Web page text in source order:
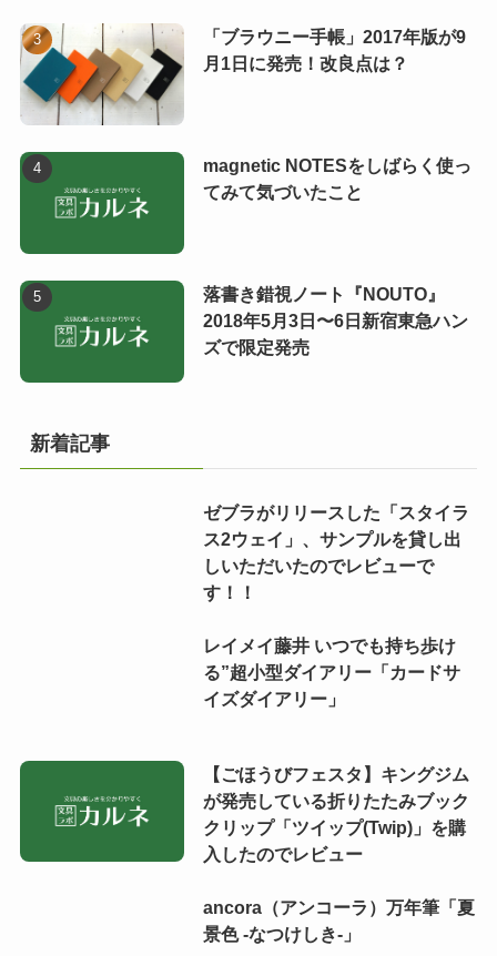
「ブラウニー手帳」2017年版が9
月1日に発売！改良点は？
magnetic NOTESをしばらく使っ
てみて気づいたこと
落書き錯視ノート『NOUTO』
2018年5月3日〜6日新宿東急ハン
ズで限定発売
新着記事
ゼブラがリリースした「スタイラ
ス2ウェイ」、サンプルを貸し出
しいただいたのでレビューで
す！！
レイメイ藤井 いつでも持ち歩け
る”超小型ダイアリー「カードサ
イズダイアリー」
【ごほうびフェスタ】キングジム
が発売している折りたたみブック
クリップ「ツイップ(Twip)」を購
入したのでレビュー
ancora（アンコーラ）万年筆「夏
景色 -なつけしき-」